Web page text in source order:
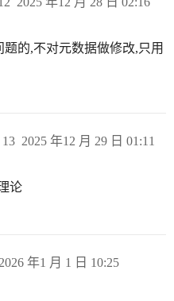
的,不对元数据做修改,只用
2025 年12 月 29 日 01:11
13
论
2026 年1 月 1 日 10:25